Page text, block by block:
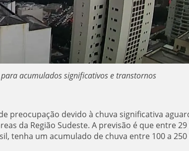
acumulados significativos e transtornos
preocupação devido à chuva significativa
da Região Sudeste. A previsão é que entre 29
tenha um acumulado de chuva entre 100 a